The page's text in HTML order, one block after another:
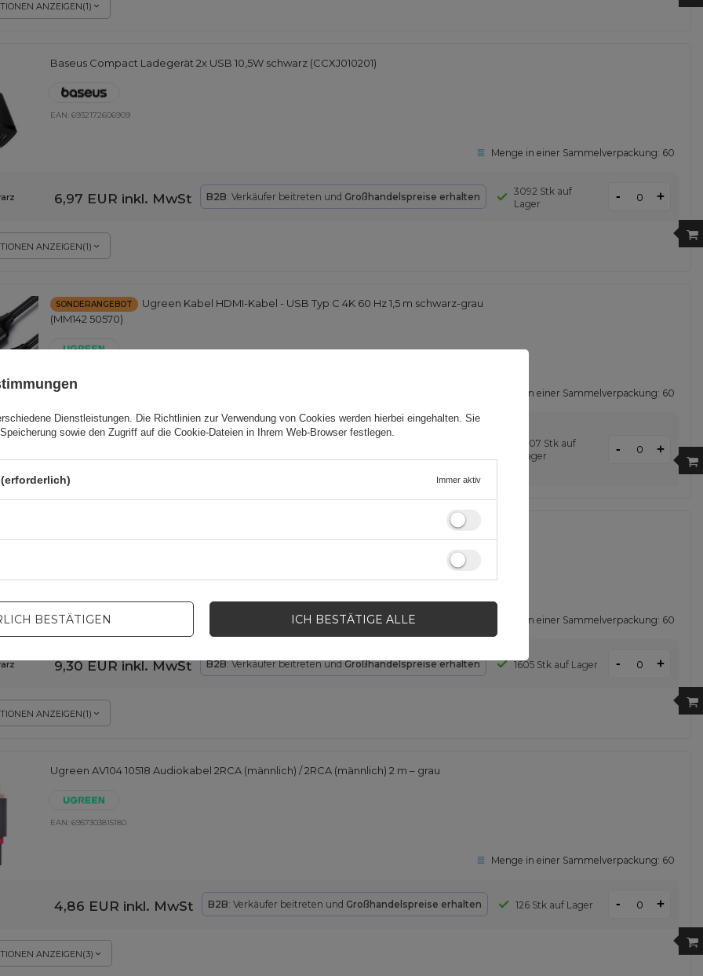
ANZEIGEN(1)
Baseus Compact Ladegerät 2x USB 10,5W schwarz (CCXJ010201)
EAN: 6932172606909
Menge in einer Sammelverpackung: 60
ANZEIGEN(1)
6,97 EUR inkl. MwSt B2B: Verkäufer beitreten und Großhandelspreise erhalten
3092 Stk auf
Lager
- +
SONDERANGEBOT
Ugreen Kabel HDMI-Kabel - USB Typ C 4K 60 Hz 1,5 m schwarz-grau
(MM142 50570)
Menge in einer Sammelverpackung: 60
19,86 EURinkl. MwSt
Rabatt:20,90 EUR -4%
1307 Stk auf
Lager
- +
EAN:6932172606961
Menge in einer Sammelverpackung: 60
ANZEIGEN(1)
9,30 EURinkl. MwSt B2B: Verkäufer beitreten undGroßhandelspreise erhalten 1605 Stk auf Lager - +
Ugreen AV104 10518 Audiokabel 2RCA (männlich) / 2RCA (männlich) 2 m – grau
EAN: 6957303815180
Menge in einer Sammelverpackung: 60
ANZEIGEN(3)
4,86 EUR inkl. MwSt B2B: Verkäufer beitreten und Großhandelspreise erhalten 126 Stk auf Lager - +
Dienstleistungen. Die Richtlinien zur Verwendung von Cookies werden hierbei eingehalten. Sie
sowie den Zugriff auf die Cookie-Dateien in Ihrem Web-Browser festlegen.
Immer aktiv
BESTÄTIGEN ICH BESTÄTIGE ALLE